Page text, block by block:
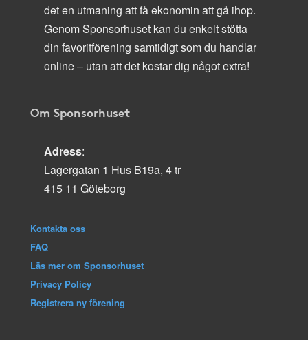
det en utmaning att få ekonomin att gå ihop.
Genom Sponsorhuset kan du enkelt stötta
din favoritförening samtidigt som du handlar
online – utan att det kostar dig något extra!
Om Sponsorhuset
Adress:
Lagergatan 1 Hus B19a, 4 tr
415 11 Göteborg
Kontakta oss
FAQ
Läs mer om Sponsorhuset
Privacy Policy
Registrera ny förening